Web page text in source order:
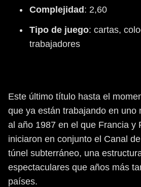
Complejidad: 2,60
Tipo de juego: cartas,
trabajadores
Este último título hasta el
que ya están trabajando en uno
al año 1987 en el que Francia y
iniciaron en conjunto el Canal
túnel subterráneo, una
espectaculares que años más
países.